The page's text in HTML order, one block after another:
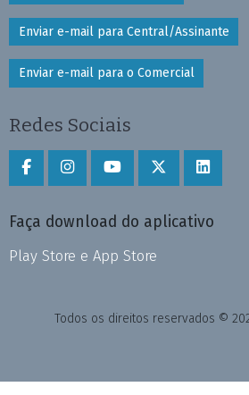
Enviar e-mail para Central/Assinante
Enviar e-mail para o Comercial
Redes Sociais
Faça download do aplicativo
Play Store e App Store
Todos os direitos reservados ©